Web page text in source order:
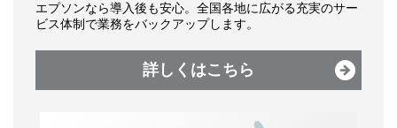
エプソンなら導入後も安心。全国各地に広がる充実のサー
ビス体制で業務をバックアップします。
詳しくはこちら